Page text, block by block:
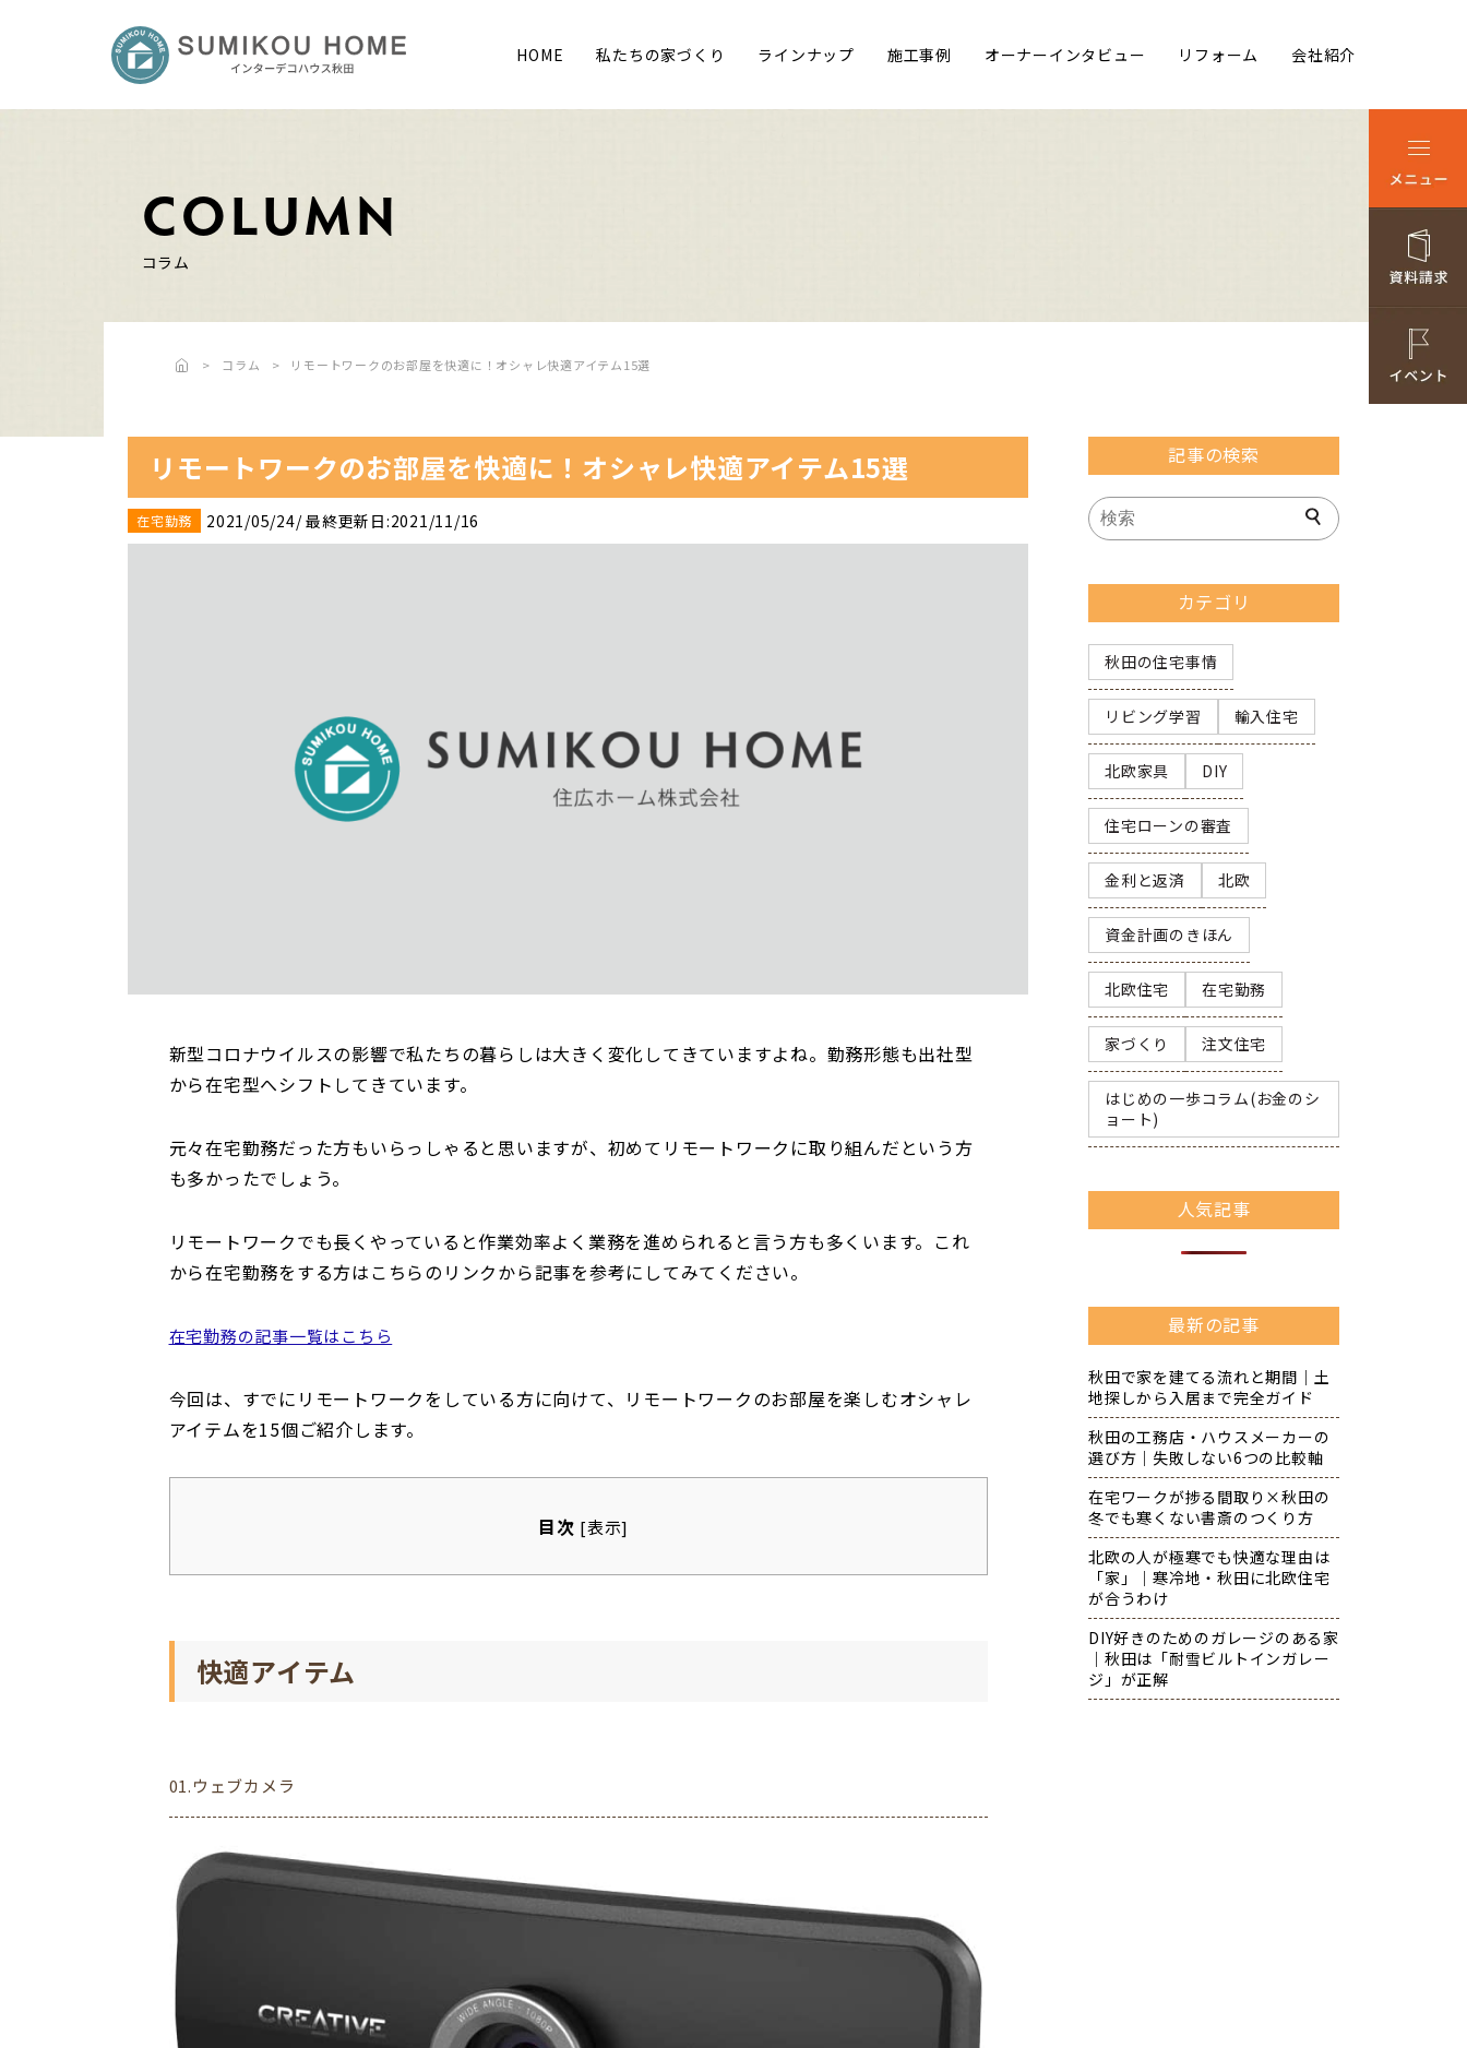
HOME 私たちの家づくり ラインナップ 施工事例 オーナーインタビュー リフォーム 会社紹介
COLUMN
コラム
コラム リモートワークのお部屋を快適に！オシャレ快適アイテム15選
リモートワークのお部屋を快適に！オシャレ快適アイテム15選
在宅勤務 2021/05/24/ 最終更新日:2021/11/16
新型コロナウイルスの影響で私たちの暮らしは大きく変化してきていますよね。勤務形態も出社型
から在宅型へシフトしてきています。
元々在宅勤務だった方もいらっしゃると思いますが、初めてリモートワークに取り組んだという方
も多かったでしょう。
リモートワークでも長くやっていると作業効率よく業務を進められると言う方も多くいます。これ
から在宅勤務をする方はこちらのリンクから記事を参考にしてみてください。
在宅勤務の記事一覧はこちら
今回は、すでにリモートワークをしている方に向けて、リモートワークのお部屋を楽しむオシャレ
アイテムを15個ご紹介します。
目次 [表示]
快適アイテム
01.ウェブカメラ
記事の検索
カテゴリ
秋田の住宅事情
リビング学習 輸入住宅
北欧家具 DIY
住宅ローンの審査
金利と返済 北欧
資金計画のきほん
北欧住宅 在宅勤務
家づくり 注文住宅
はじめの一歩コラム(お金のシ
ョート)
人気記事
最新の記事
秋田で家を建てる流れと期間｜土
地探しから入居まで完全ガイド
秋田の工務店・ハウスメーカーの
選び方｜失敗しない6つの比較軸
在宅ワークが捗る間取り×秋田の
冬でも寒くない書斎のつくり方
北欧の人が極寒でも快適な理由は
「家」｜寒冷地・秋田に北欧住宅
が合うわけ
DIY好きのためのガレージのある家
｜秋田は「耐雪ビルトインガレー
ジ」が正解